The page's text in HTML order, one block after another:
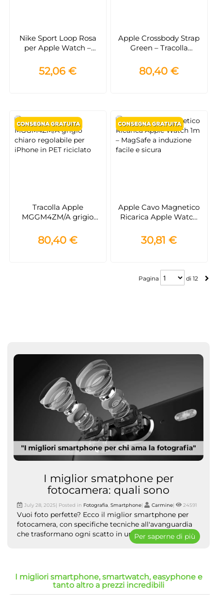
Nike Sport Loop Rosa
per Apple Watch –
Leggero e Regolabile
52,06 €
Apple Crossbody Strap
Green – Tracolla
Tessuto Riciclato
80,40 €
Tracolla Apple
MGGM4ZM/A grigio
iPhone in PET riciclato
80,40 €
Apple Cavo Magnetico
Ricarica Apple Watch
induzione facile e sicura
30,81 €
Pagina
Pagina di 12
I miglior smatphone per
fotocamera: quali sono
July 28, 2025| Posted in Fotografia, Smartphone| Carmine| 24591
Vuoi foto perfette? Ecco il miglior smartphone per
fotocamera, con specifiche tecniche all'avanguardia
che trasformano ogni scatto in un capolavoro visivo.
Per saperne di più
I migliori smartphone, smartwatch, easyphone e
tanto altro a prezzi incredibili